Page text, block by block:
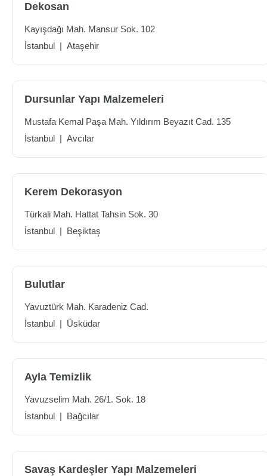
Dekosan
Kayışdağı Mah. Mansur Sok. 102
İstanbul | Ataşehir
Dursunlar Yapı Malzemeleri
Mustafa Kemal Paşa Mah. Yıldırım Beyazıt Cad. 135
İstanbul | Avcılar
Kerem Dekorasyon
Türkali Mah. Hattat Tahsin Sok. 30
İstanbul | Beşiktaş
Bulutlar
Yavuztürk Mah. Karadeniz Cad.
İstanbul | Üsküdar
Ayla Temizlik
Yavuzselim Mah. 26/1. Sok. 18
İstanbul | Bağcılar
Savaş Kardeşler Yapı Malzemeleri